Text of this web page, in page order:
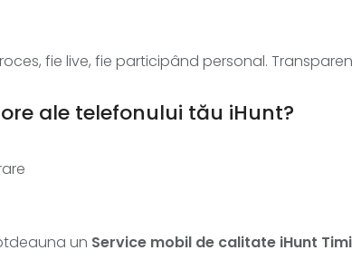
fie live, fie participând personal.
ale telefonului tău iHunt?
un Service mobil de calitate iHunt